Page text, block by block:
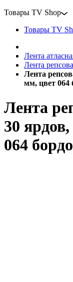
Товары TV Shop
Товары TV
Лента
Лента
Лента
мм, цвет 064
Лента
30
064